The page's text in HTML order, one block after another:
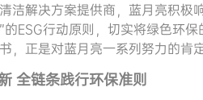
洁解决方案提供商，蓝月亮积极
的ESG行动原则，切实将绿色环
，正是对蓝月亮一系列努力的肯定
全链条践行环保准则